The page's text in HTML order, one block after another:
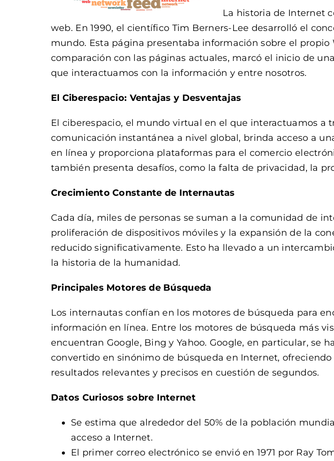
La historia de Internet
web. En 1990, el científico Tim Berners-Lee desarrolló el
mundo. Esta página presentaba información sobre el
comparación con las páginas actuales, marcó el inicio de
que interactuamos con la información y entre nosotros.
El Ciberespacio: Ventajas y Desventajas
El ciberespacio, el mundo virtual en el que interactuamos a
comunicación instantánea a nivel global, brinda acceso a
en línea y proporciona plataformas para el comercio
también presenta desafíos, como la falta de privacidad, la
Crecimiento Constante de Internautas
Cada día, miles de personas se suman a la comunidad de
proliferación de dispositivos móviles y la expansión de la
reducido significativamente. Esto ha llevado a un
la historia de la humanidad.
Principales Motores de Búsqueda
Los internautas confían en los motores de búsqueda para
información en línea. Entre los motores de búsqueda más
encuentran Google, Bing y Yahoo. Google, en particular, se ha
convertido en sinónimo de búsqueda en Internet, ofreciendo
resultados relevantes y precisos en cuestión de segundos.
Datos Curiosos sobre Internet
Se estima que alrededor del 50% de la población
acceso a Internet.
El primer correo electrónico se envió en 1971 por Ray